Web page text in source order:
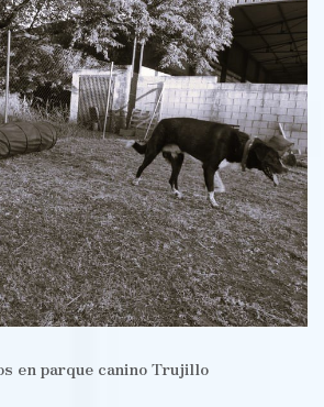
en parque canino Trujillo